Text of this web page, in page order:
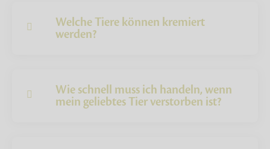
Welche Tiere können kremiert
werden?
Wie schnell muss ich handeln, wenn
mein geliebtes Tier verstorben ist?